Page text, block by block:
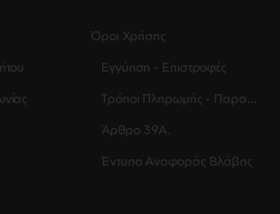
Όροι Χρήσης
Εγγύηση - Επιστροφές
Άρθρο 39Α.
Έντυπο Αναφοράς Βλάβης